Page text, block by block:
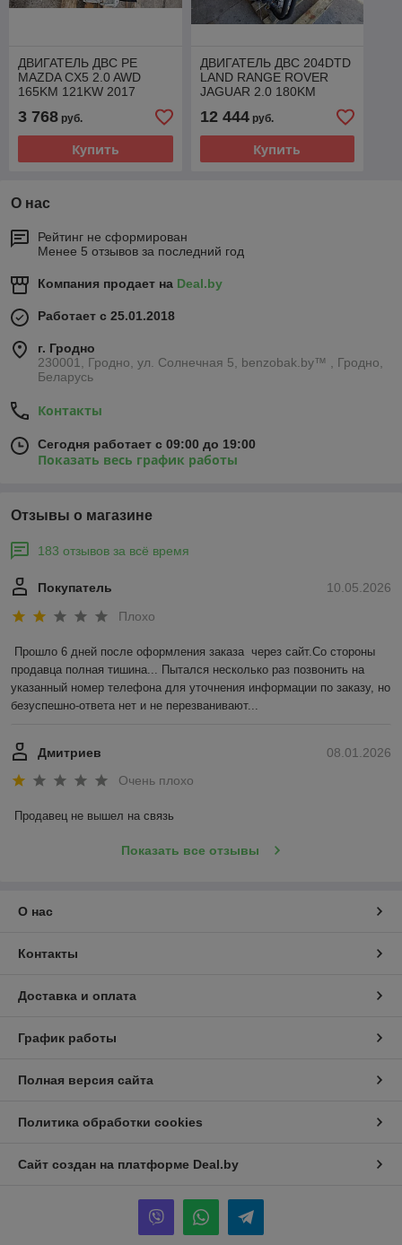
ДВИГАТЕЛЬ ДВС PE
MAZDA CX5 2.0 AWD
165KM 121KW 2017
3 768 руб.
Купить
ДВИГАТЕЛЬ ДВС 204DTD
LAND RANGE ROVER
JAGUAR 2.0 180KM
12 444руб.
Купить
О нас
Рейтинг не сформирован
Менее 5 отзывов за последний год
Компания продает на Deal.by
Работает с 25.01.2018
г. Гродно
230001, Гродно, ул. Солнечная 5, benzobak.by™ , Гродно,
Беларусь
Контакты
Сегодня работает с 09:00 до 19:00
Показать весь график работы
Отзывы о магазине
183 отзывов за всё время
10.05.2026
Покупатель
Плохо
Прошло 6 дней после оформления заказа  через сайт.Со стороны
продавца полная тишина... Пытался несколько раз позвонить на
указанный номер телефона для уточнения информации по заказу, но
безуспешно-ответа нет и не перезванивают...
08.01.2026
Дмитриев
Очень плохо
Продавец не вышел на связь
Показать все отзывы
О нас
Контакты
Доставка и оплата
График работы
Полная версия сайта
Политика обработки cookies
Сайт создан на платформе Deal.by